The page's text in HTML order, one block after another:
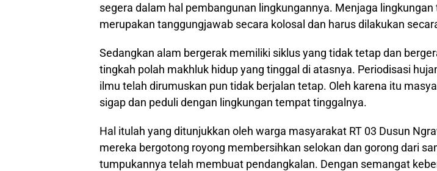
segera dalam hal pembangunan lingkungannya. Menjaga
merupakan tanggungjawab secara kolosal dan harus dilakukan
Sedangkan alam bergerak memiliki siklus yang tidak tetap dan
tingkah polah makhluk hidup yang tinggal di atasnya. Periodisasi
ilmu telah dirumuskan pun tidak berjalan tetap. Oleh karena itu
sigap dan peduli dengan lingkungan tempat tinggalnya.
Hal itulah yang ditunjukkan oleh warga masyarakat RT 03 Dusun
mereka bergotong royong membersihkan selokan dan gorong dari
tumpukannya telah membuat pendangkalan. Dengan semangat